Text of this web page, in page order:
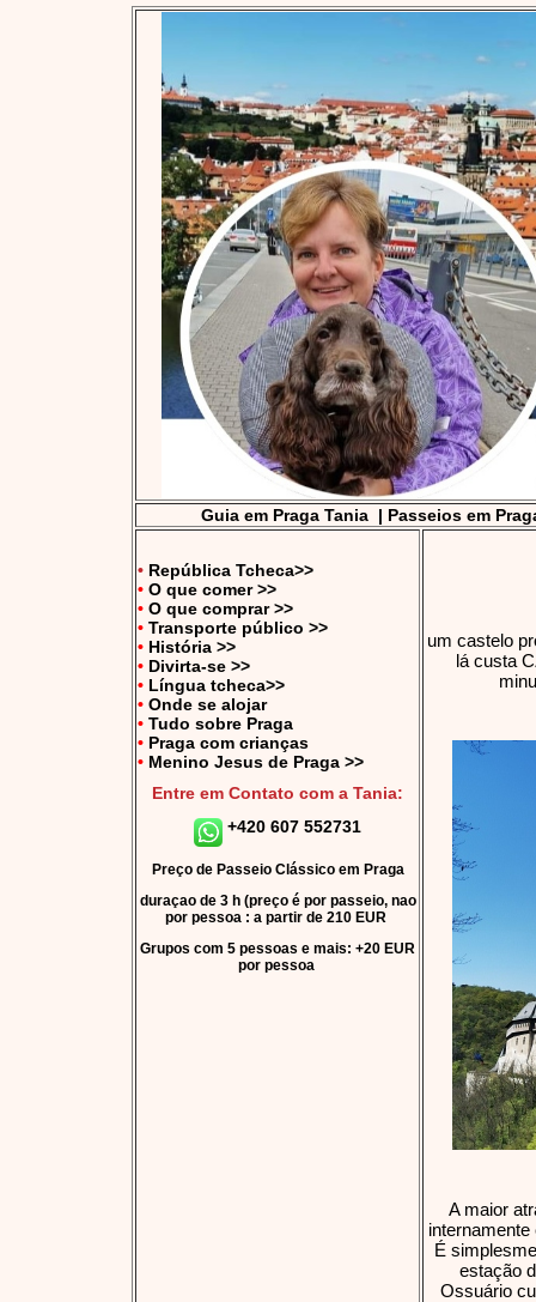
Guia em Praga Tania| Passeios em
• República Tcheca>>
• O que comer >>
• O que comprar >>
• Transporte público >>
• História >>
• Divirta-se >>
• Língua tcheca>>
• Onde se alojar
• Tudo sobre Praga
• Praga com crianças
• Menino Jesus de Praga >>
Entre em Contato com a Tania:
+420 607 552731
Preço de Passeio Clássico em Praga
duraçao de 3 h (preço é por passeio, nao
por pessoa : a partir de 210 EUR
Grupos com 5 pessoas e mais: +20 EUR
por pessoa
um castelo
lá custa
A maior
É
estação
Ossuário